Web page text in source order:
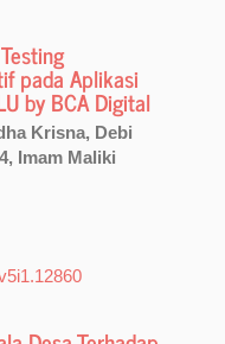
pada Aplikasi
by BCA Digital
Krisna, Debi
Imam Maliki